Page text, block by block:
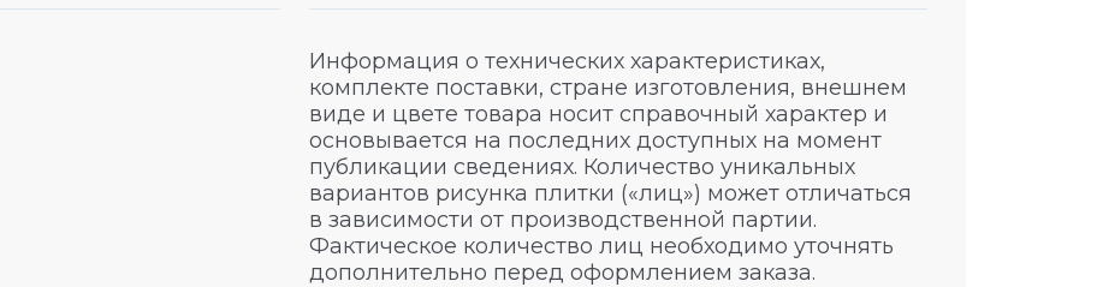
Информация о технических характеристиках,
комплекте поставки, стране изготовления, внешнем
виде и цвете товара носит справочный характер и
основывается на последних доступных на момент
публикации сведениях. Количество уникальных
вариантов рисунка плитки («лиц») может отличаться
в зависимости от производственной партии.
Фактическое количество лиц необходимо уточнять
дополнительно перед оформлением заказа.